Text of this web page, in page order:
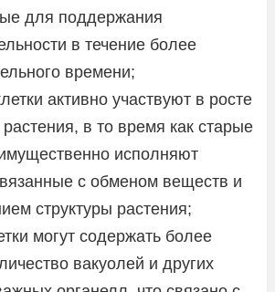
для поддержания
в течение более
времени;
активно участвуют в росте
растения, в то время как старые
исполняют
с обменом веществ и
структуры растения;
могут содержать более
вакуолей и других